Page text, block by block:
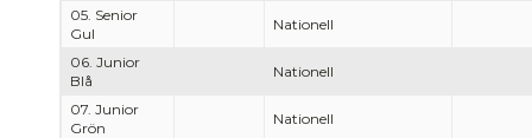
05. Senior
Gul
Nationell
06. Junior
Blå
Nationell
07. Junior
Grön
Nationell